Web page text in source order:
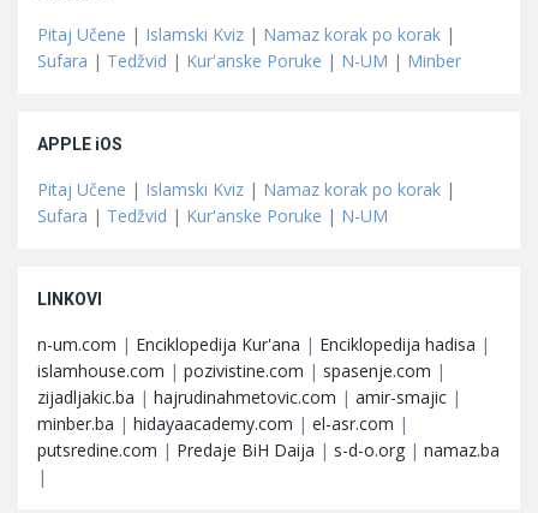
Pitaj Učene | Islamski Kviz | Namaz korak po korak |
Sufara | Tedžvid | Kur'anske Poruke | N-UM | Minber
APPLE iOS
Pitaj Učene | Islamski Kviz | Namaz korak po korak |
Sufara | Tedžvid | Kur'anske Poruke | N-UM
LINKOVI
n-um.com | Enciklopedija Kur'ana | Enciklopedija hadisa |
islamhouse.com | pozivistine.com | spasenje.com |
zijadljakic.ba | hajrudinahmetovic.com | amir-smajic |
minber.ba | hidayaacademy.com | el-asr.com |
putsredine.com | Predaje BiH Daija | s-d-o.org | namaz.ba
|